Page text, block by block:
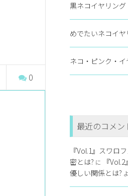
0
黒ネコイヤリング
めでたいネコイヤ
ネコ・ピンク・
最近のコメン
『Vol.1』スワロ
密とは? に
『
優しい関係とは?